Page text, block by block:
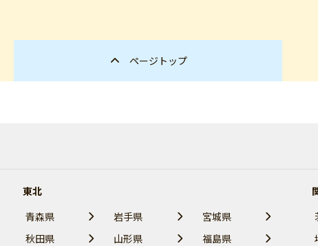
ページトップ
東北
青森県
岩手県
宮城県
秋田県
山形県 福島県